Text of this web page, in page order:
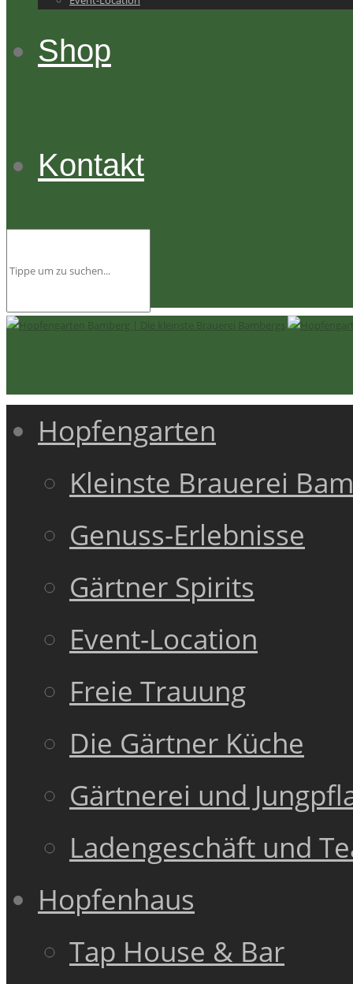
Shop
Kontakt
Hopfengarten
Kleinste Brauerei
Genuss-Erlebnisse
Gärtner Spirits
Event-Location
Freie Trauung
Die Gärtner Küche
Gärtnerei und
Ladengeschäft und
Hopfenhaus
Tap House & Bar